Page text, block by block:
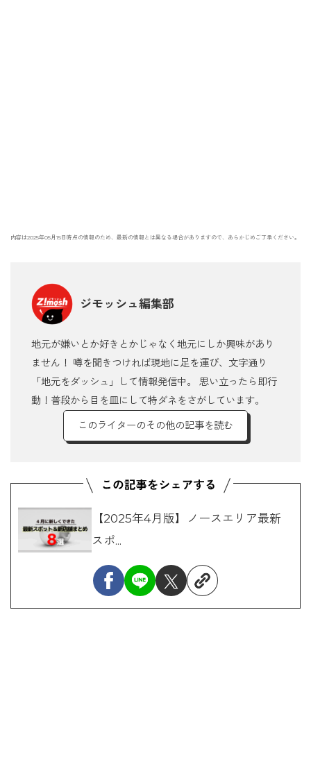
内容は2025年05月15日時点の情報のため、最新の情報とは異なる場合がありますので、あらかじめご了承ください。
ジモッシュ編集部
地元が嫌いとか好きとかじゃなく地元にしか興味があり
ません！ 噂を聞きつければ現地に足を運び、文字通り
「地元をダッシュ」して情報発信中。 思い立ったら即行
動！普段から目を皿にして特ダネをさがしています。
このライターのその他の記事を読む
【2025年4月版】ノースエリア最新
スポ...